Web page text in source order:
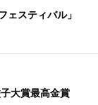
ェスティバル」
大賞最高金賞